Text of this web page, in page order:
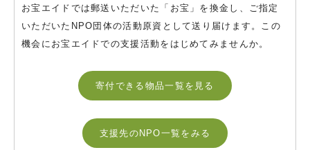
お宝エイドでは郵送いただいた「お宝」を換金し、ご指定
いただいたNPO団体の活動原資として送り届けます。この
機会にお宝エイドでの支援活動をはじめてみませんか。
寄付できる物品一覧を見る
支援先のNPO一覧をみる